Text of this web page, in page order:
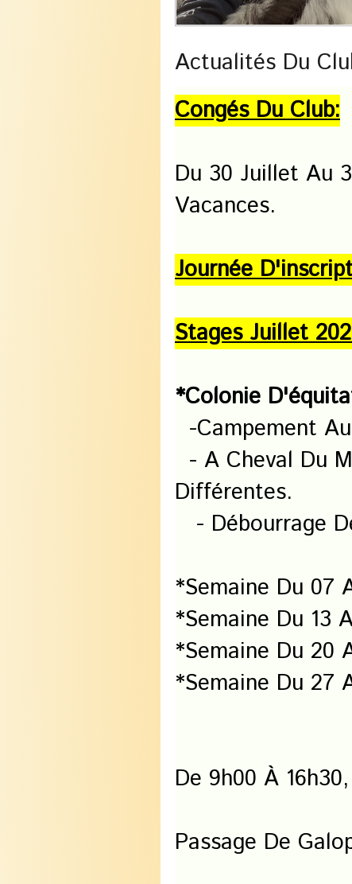
Actualités Du
Congés Du Club:
Du 30 Juillet Au
Vacances.
Journée
Stages Juillet
*Colonie
-campement
- A Cheval Du
Différentes.
- Débourrage
*Semaine Du 07
*semaine Du 13
*semaine Du 20
*semaine Du 27
De 9h00 À
Passage De